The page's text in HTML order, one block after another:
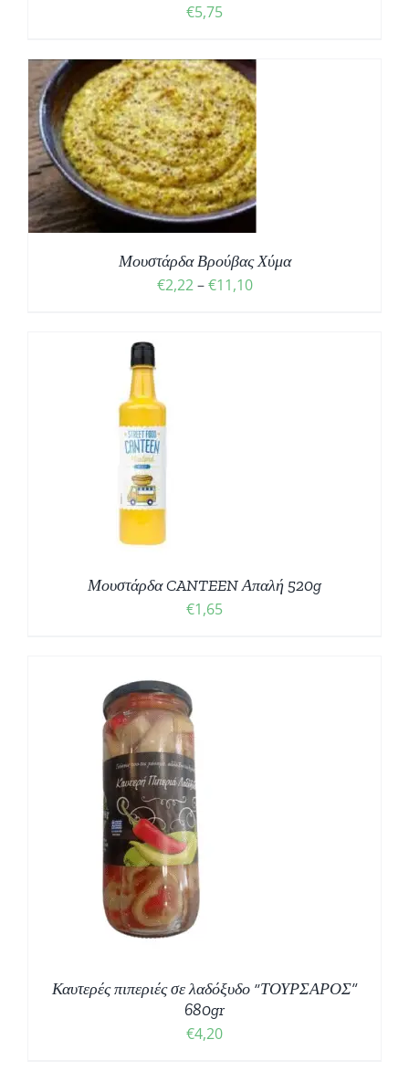
€5,75
Μουστάρδα Βρούβας Χύμα
€2,22 – €11,10Price
Μουστάρδα CANTEEN Απαλή 520g
€1,65
Καυτερές πιπεριές σε λαδόξυδο “ΤΟΥΡΣΑΡΟΣ”
680gr
€4,20